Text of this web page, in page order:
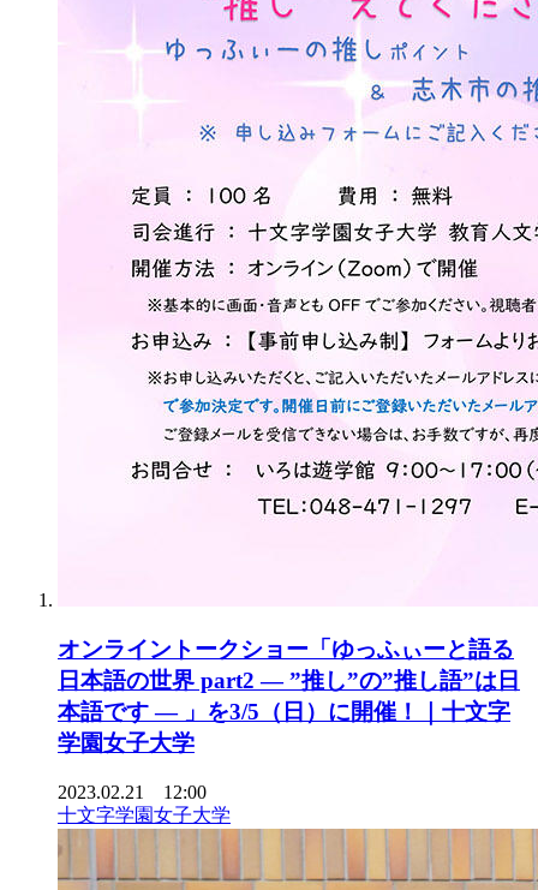
オンライントークショー「ゆっふぃーと語る
日本語の世界 part2 — ”推し”の”推し語”は日
本語です — 」を3/5（日）に開催！｜十文字
学園女子大学
2023.02.21 12:00
十文字学園女子大学